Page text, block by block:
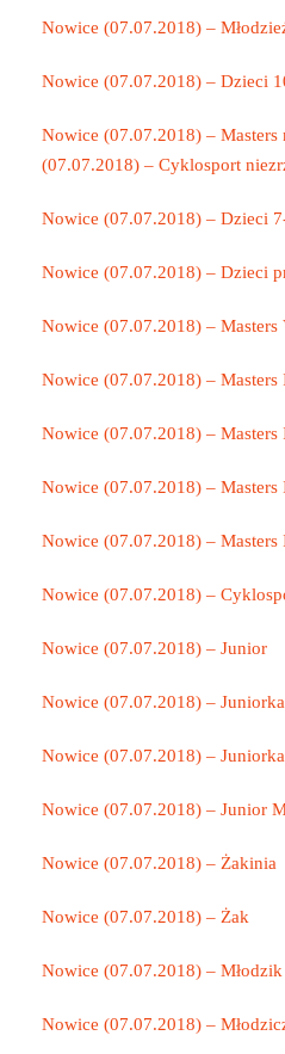
Nowice (07.07.2018) –
Nowice (07.07.2018) – Dzieci
Nowice (07.07.2018) – Masters
(07.07.2018) – Cyklosport
Nowice (07.07.2018) – Dzieci
Nowice (07.07.2018) – Dzieci
Nowice (07.07.2018) – Masters
Nowice (07.07.2018) – Masters
Nowice (07.07.2018) – Masters
Nowice (07.07.2018) – Masters
Nowice (07.07.2018) – Masters
Nowice (07.07.2018) –
Nowice (07.07.2018) – Junior
Nowice (07.07.2018) – Juniorka
Nowice (07.07.2018) – Juniorka
Nowice (07.07.2018) – Junior
Nowice (07.07.2018) – Żakinia
Nowice (07.07.2018) – Żak
Nowice (07.07.2018) – Młodzik
Nowice (07.07.2018) –